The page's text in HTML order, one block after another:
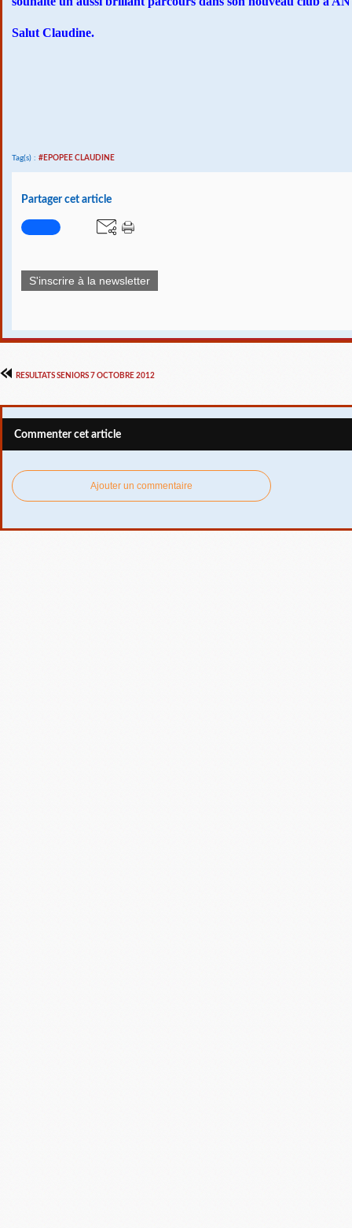
Salut Claudine.
Tag(s) : #EPOPEE CLAUDINE
Partager cet article
S'inscrire à la newsletter
RESULTATS SENIORS 7 OCTOBRE 2012
Commenter cet article
Ajouter un commentaire